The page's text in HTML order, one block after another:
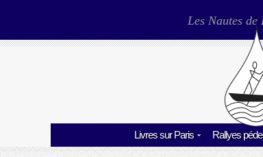
Les Nautes
Livres sur Paris Rallyes